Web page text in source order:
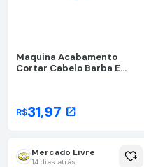
Maquina Acabamento
Cortar Cabelo Barba E
R$31,97 open_in_new
Mercado Livre
14 dias atrás heart_plus